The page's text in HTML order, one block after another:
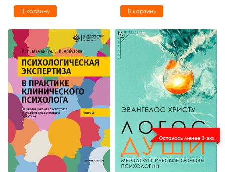
руководство для
психоаналитиков,
психоаналитически-
ориентированных
психологов и
психотерапевтов
В корзину
Рубинштейна
В корзину
Осталось менее 3 экз.